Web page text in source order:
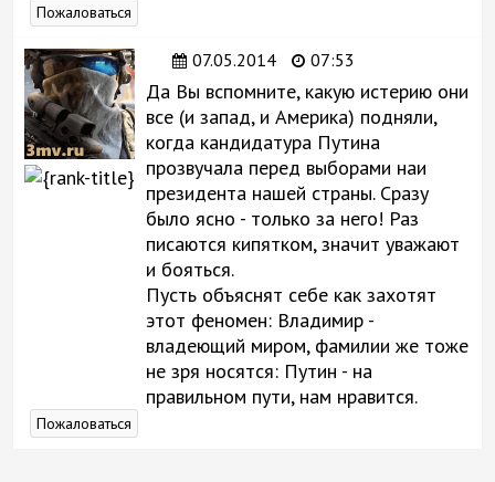
Пожаловаться
07.05.2014 07:53
Да Вы вспомните, какую истерию они
все (и запад, и Америка) подняли,
когда кандидатура Путина
прозвучала перед выборами наи
президента нашей страны. Сразу
было ясно - только за него! Раз
писаются кипятком, значит уважают
и бояться.
Пусть объяснят себе как захотят
этот феномен: Владимир -
владеющий миром, фамилии же тоже
не зря носятся: Путин - на
правильном пути, нам нравится.
Пожаловаться